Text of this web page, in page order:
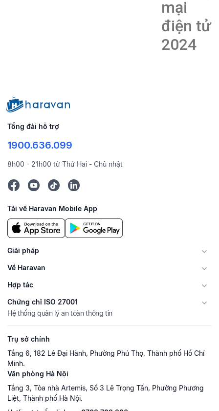
mại
điện tử
2024
Tổng đài hỗ trợ
1900.636.099
8h00 - 21h00 từ Thứ Hai - Chủ nhật
Tải về Haravan Mobile App
Giải pháp
Về Haravan
Hợp tác
Chứng chỉ ISO 27001
Hệ thống quản lý an toàn thông tin
Trụ sở chính
Tầng 6, 182 Lê Đại Hành, Phường Phú Thọ, Thành phố Hồ Chí
Minh.
Văn phòng Hà Nội
Tầng 3, Tòa nhà Artemis, Số 3 Lê Trọng Tấn, Phường Phương
Liệt, Thành phố Hà Nội.